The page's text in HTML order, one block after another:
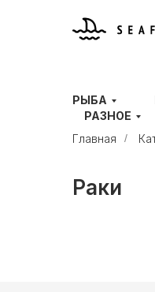
РЫБА
РАЗНОЕ
Главная
/
Раки